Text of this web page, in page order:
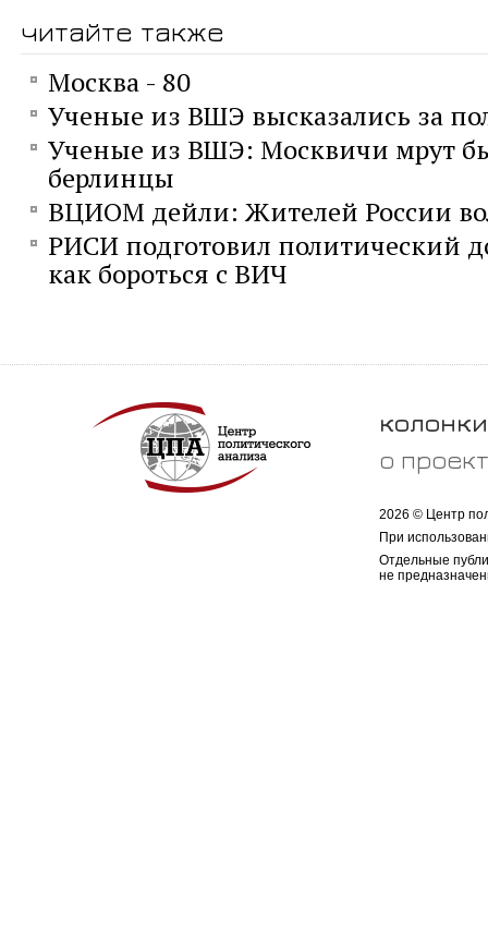
читайте также
Москва - 80
Ученые из ВШЭ высказались за
Ученые из ВШЭ: Москвичи мрут
берлинцы
ВЦИОМ дейли: Жителей России
РИСИ подготовил политический
как бороться с ВИЧ
колонки
о
2026 © Центр
При
Отдельные
не